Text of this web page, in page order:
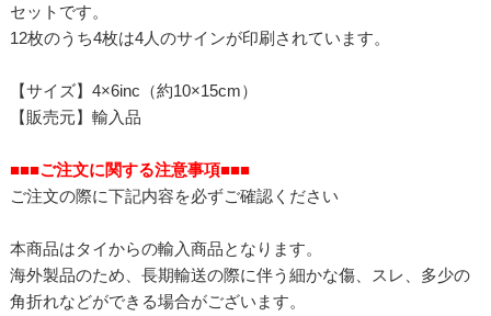
セットです。
12枚のうち4枚は4人のサインが印刷されています。
【サイズ】4×6inc（約10×15cm）
【販売元】輸入品
■■■ご注文に関する注意事項■■■
ご注文の際に下記内容を必ずご確認ください
本商品はタイからの輸入商品となります。
海外製品のため、長期輸送の際に伴う細かな傷、スレ、多少の
角折れなどができる場合がございます。